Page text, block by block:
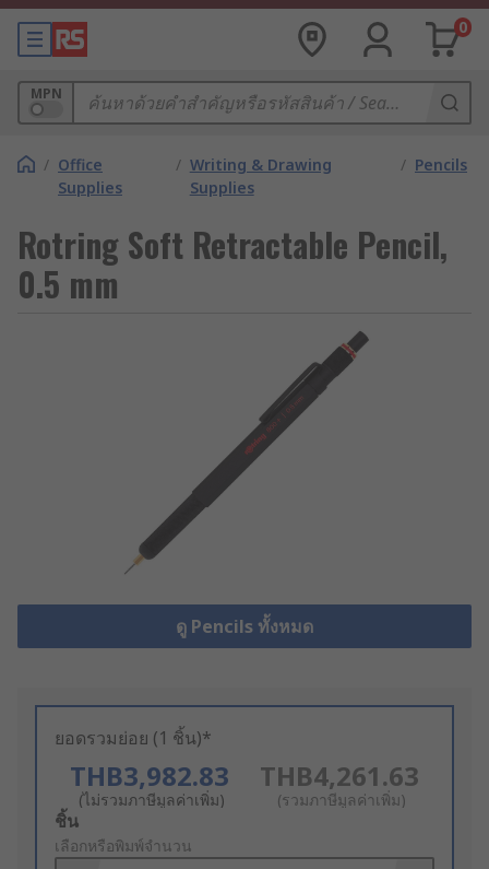
0
MPN
/ Office
Supplies
/ Writing & Drawing
Supplies
/ Pencils
Rotring Soft Retractable Pencil,
0.5 mm
ดู Pencils ทั้งหมด
ยอดรวมย่อย (1 ชิ้น)*
THB3,982.83
(ไม่รวมภาษีมูลค่าเพิ่ม)
THB4,261.63
(รวมภาษีมูลค่าเพิ่ม)
Add
to
ชิ้น
เลือกหรือพิมพ์จำนวน